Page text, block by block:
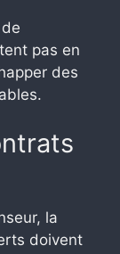
pas en
des
la
doivent